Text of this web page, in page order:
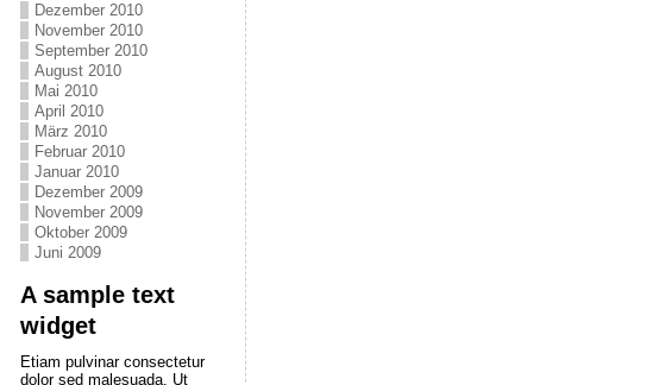
Dezember 2010
November 2010
September 2010
August 2010
Mai 2010
April 2010
März 2010
Februar 2010
Januar 2010
Dezember 2009
November 2009
Oktober 2009
Juni 2009
A sample text
widget
Etiam pulvinar consectetur
dolor sed malesuada. Ut